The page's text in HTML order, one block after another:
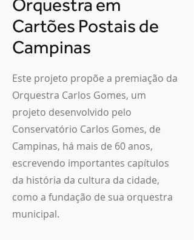
Orquestra em
Cartões Postais de
Campinas
Este projeto propõe a premiação da
Orquestra Carlos Gomes, um
projeto desenvolvido pelo
Conservatório Carlos Gomes, de
Campinas, há mais de 60 anos,
escrevendo importantes capítulos
da história da cultura da cidade,
como a fundação de sua orquestra
municipal.